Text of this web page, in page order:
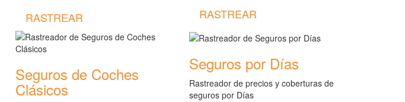
RASTREAR RASTREAR
Seguros de Coches
Clásicos
Seguros por Días
Rastreador de precios y coberturas de
seguros por Días